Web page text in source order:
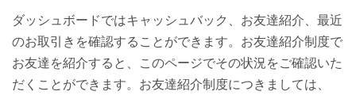
ダッシュボードではキャッシュバック、お友達紹介、最近
のお取引きを確認することができます。お友達紹介制度で
お友達を紹介すると、このページでその状況をご確認いた
だくことができます。お友達紹介制度につきましては、